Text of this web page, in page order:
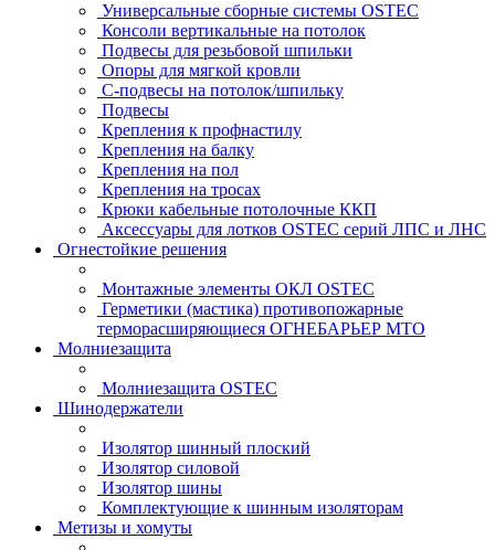
Универсальные сборные системы OSTEC
Консоли вертикальные на потолок
Подвесы для резьбовой шпильки
Опоры для мягкой кровли
С-подвесы на потолок/шпильку
Подвесы
Крепления к профнастилу
Крепления на балку
Крепления на пол
Крепления на тросах
Крюки кабельные потолочные ККП
Аксессуары для лотков OSTEC серий ЛПС и ЛНС
Огнестойкие решения
Монтажные элементы ОКЛ OSTEC
Герметики (мастика) противопожарные
терморасширяющиеся ОГНЕБАРЬЕР МТО
Молниезащита
Молниезащита OSTEC
Шинодержатели
Изолятор шинный плоский
Изолятор силовой
Изолятор шины
Комплектующие к шинным изоляторам
Метизы и хомуты